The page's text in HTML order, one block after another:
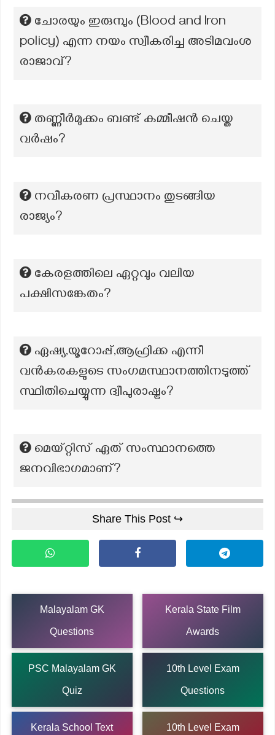
ചോരയും ഇരുമ്പും (Blood and Iron
policy) എന്ന നയം സ്വീകരിച്ച അടിമവംശ
രാജാവ്?
തണ്ണീർമുക്കം ബണ്ട് കമ്മീഷൻ ചെയ്ത
വർഷം?
നവീകരണ പ്രസ്ഥാനം തുടങ്ങിയ
രാജ്യം?
കേരളത്തിലെ ഏറ്റവും വലിയ
പക്ഷിസങ്കേതം?
ഏഷ്യ,യൂറോപ്പ്,ആഫ്രിക്ക എന്നീ
വൻകരകളുടെ സംഗമസ്ഥാനത്തിനടുത്ത്
സ്ഥിതിചെയ്യുന്ന ദ്വീപുരാഷ്ട്രം?
മെയ്റ്റിസ് ഏത് സംസ്ഥാനത്തെ
ജനവിഭാഗമാണ്?
Share This Post ↪
Malayalam GK
Questions
Kerala State Film
Awards
PSC Malayalam GK
Quiz
10th Level Exam
Questions
Kerala School Text 10th Level Exam